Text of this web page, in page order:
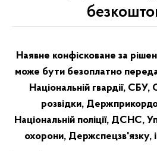
Наявне конфісковане за
може бути безоплатно
Національній гвардії, СБУ,
розвідки,
Національній поліції, ДСНС,
охорони, Держспецзв'язку,